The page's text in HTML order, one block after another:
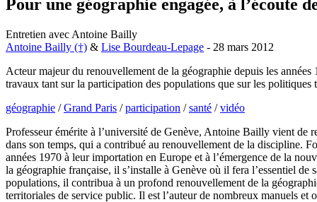
Pour une géographie engagée, à l’écoute
Entretien avec Antoine Bailly
Antoine Bailly (†) & Lise Bourdeau-Lepage - 28 mars 2012
Acteur majeur du renouvellement de la géographie depuis les
travaux tant sur la participation des populations que sur les politiques
géographie /Grand Paris /participation /santé /vidéo
Professeur émérite à l’université de Genève, Antoine Bailly vient
dans son temps, qui a contribué au renouvellement de la discipline.
années 1970 à leur importation en Europe et à l’émergence de la
la géographie française, il s’installe à Genève où il fera l’essentiel
populations, il contribua à un profond renouvellement de la
territoriales de service public. Il est l’auteur de nombreux manuels et